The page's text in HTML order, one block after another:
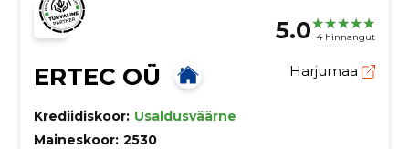
5.0 4 hinnangut
ERTEC OÜ Harjumaa
Krediidiskoor: Usaldusväärne
Maineskoor: 2530